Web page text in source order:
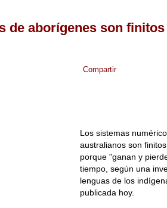
de aborígenes son
Compartir
Los sistemas
australianos son
porque "ganan y
tiempo, según una
lenguas de los
publicada hoy.